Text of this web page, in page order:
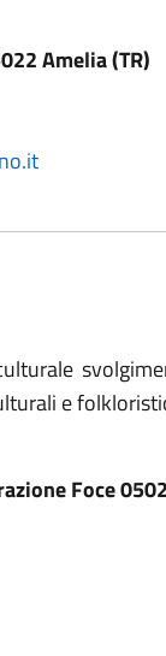
Amelia (TR)
e
Foce